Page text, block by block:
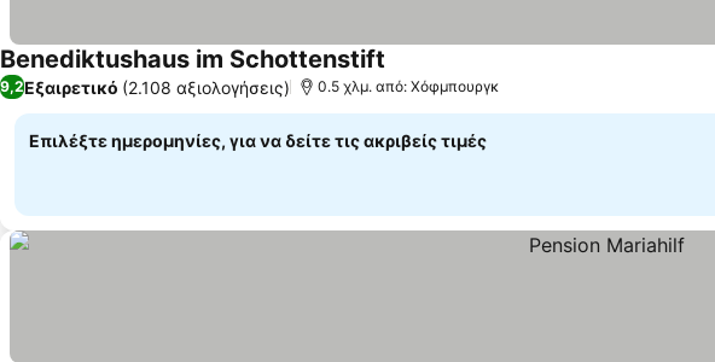
Benediktushaus im Schottenstift
9,2Εξαιρετικό (2.108 αξιολογήσεις) 0.5 χλμ. από: Χόφμπουργκ
Επιλέξτε ημερομηνίες, για να δείτε τις ακριβείς τιμές